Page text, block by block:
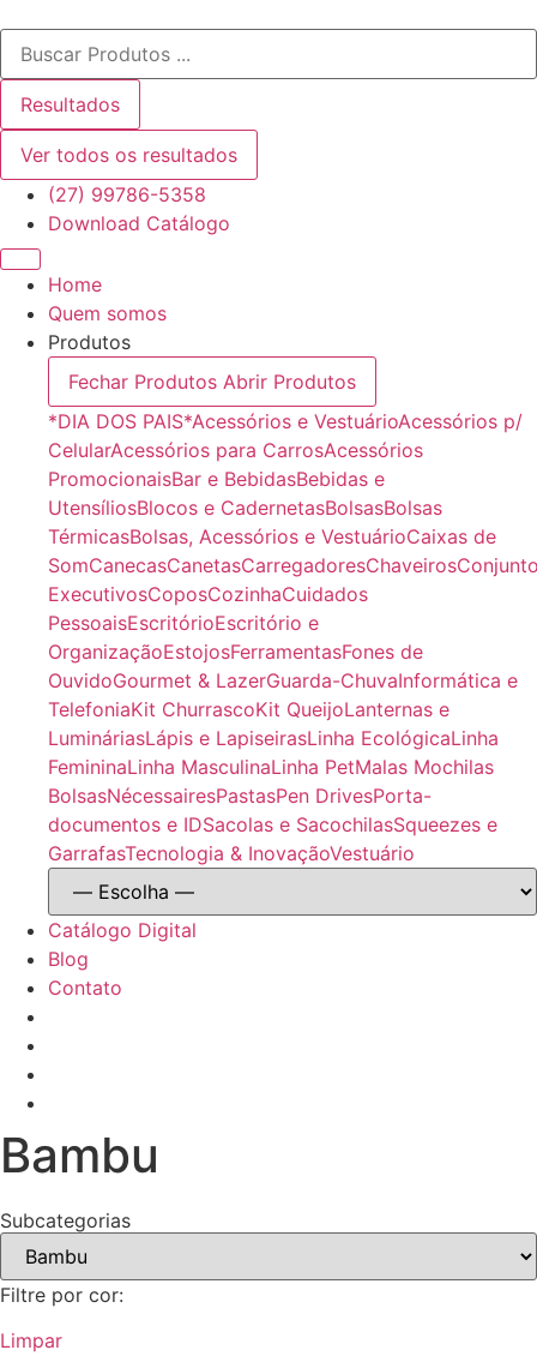
para
o
conteúdo
Pesquisar
Resultados
Ver todos os resultados
(27) 99786-5358
Download Catálogo
Home
Quem somos
Produtos
Fechar Produtos Abrir Produtos
*DIA DOS PAIS*Acessórios e VestuárioAcessórios p/
CelularAcessórios para CarrosAcessórios
PromocionaisBar e BebidasBebidas e
UtensíliosBlocos e CadernetasBolsasBolsas
TérmicasBolsas, Acessórios e VestuárioCaixas de
SomCanecasCanetasCarregadoresChaveiros
ExecutivosCoposCozinhaCuidados
PessoaisEscritórioEscritório e
OrganizaçãoEstojosFerramentasFones de
OuvidoGourmet & LazerGuarda-ChuvaInformática e
TelefoniaKit ChurrascoKit QueijoLanternas e
LumináriasLápis e LapiseirasLinha EcológicaLinha
FemininaLinha MasculinaLinha PetMalas Mochilas
BolsasNécessairesPastasPen DrivesPorta-
documentos e IDSacolas e SacochilasSqueezes e
GarrafasTecnologia & InovaçãoVestuário
Catálogo Digital
Blog
Contato
Bambu
Subcategorias
Filtre por cor:
Limpar